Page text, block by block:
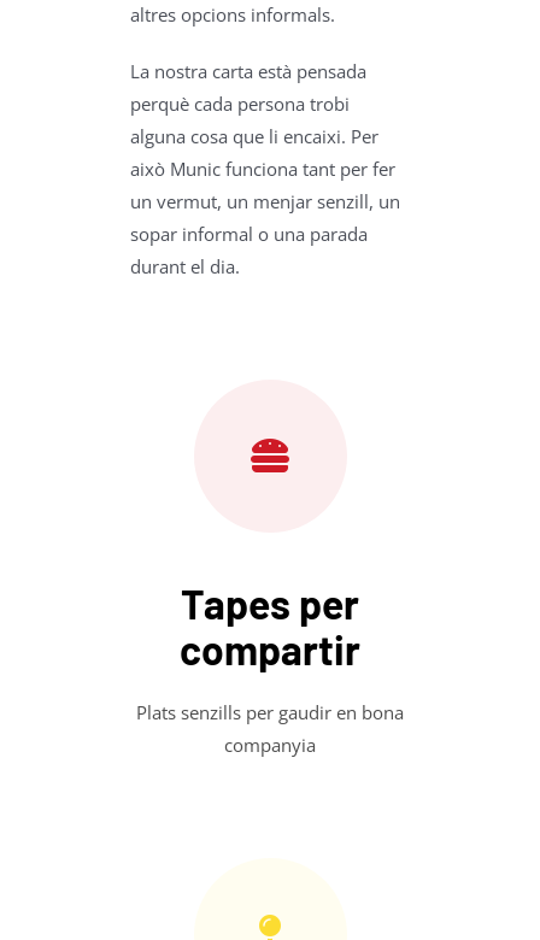
altres opcions informals.
La nostra carta està pensada
perquè cada persona trobi
alguna cosa que li encaixi. Per
això Munic funciona tant per fer
un vermut, un menjar senzill, un
sopar informal o una parada
durant el dia.
Tapes per
compartir
Plats senzills per gaudir en bona
companyia